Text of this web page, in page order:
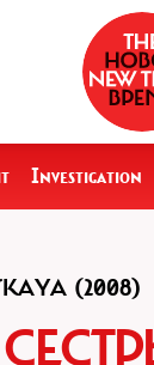
Investigation
(2008)